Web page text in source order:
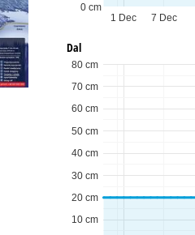
Fr:
1 Dec 7 Dec
0 cm
Dal
10 cm
20 cm
30 cm
40 cm
50 cm
60 cm
70 cm
80 cm